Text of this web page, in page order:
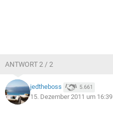
ANTWORT 2 / 2
jedtheboss 5.661
15. Dezember 2011 um 16:39